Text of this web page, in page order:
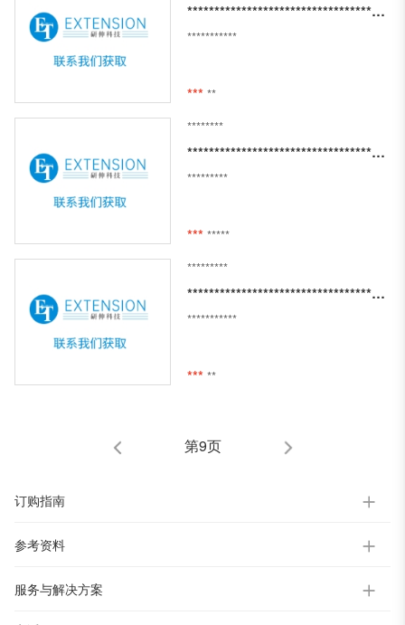
*******************************************
***********
*** **
********
***********************************************************************************************
*********
*** *****
*********
**************************************************************************************
***********
*** **
第9页
订购指南
参考资料
服务与解决方案